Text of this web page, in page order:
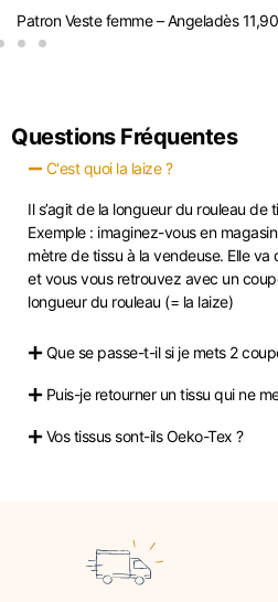
Patron Veste femme – Angeladès11,90
Questions Fréquentes
C'est quoi la laize ?
Il s’agit de la longueur du rouleau de
Exemple : imaginez-vous en
mètre de tissu à la vendeuse. Elle va
et vous vous retrouvez avec un
longueur du rouleau (= la laize)
Que se passe-t-il si je mets 2
Puis-je retourner un tissu qui ne
Vos tissus sont-ils Oeko-Tex ?